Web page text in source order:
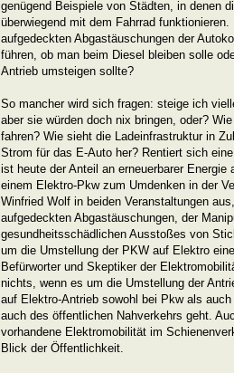
genügend Beispiele von Städten, in denen
überwiegend mit dem Fahrrad
aufgedeckten Abgastäuschungen der
führen, ob man beim Diesel bleiben solle
Antrieb umsteigen sollte?
So mancher wird sich fragen: steige ich
aber sie würden doch nix bringen, oder?
fahren? Wie sieht die Ladeinfrastruktur in
Strom für das E-Auto her? Rentiert sich
ist heute der Anteil an erneuerbarer
einem Elektro-Pkw zum Umdenken in der
Winfried Wolf in beiden Veranstaltungen
aufgedeckten Abgastäuschungen, der
gesundheitsschädlichen Ausstoßes von
um die Umstellung der PKW auf Elektro
Befürworter und Skeptiker der
nichts, wenn es um die Umstellung der
auf Elektro-Antrieb sowohl bei Pkw als
auch des öffentlichen Nahverkehrs geht.
vorhandene Elektromobilität im
Blick der Öffentlichkeit.